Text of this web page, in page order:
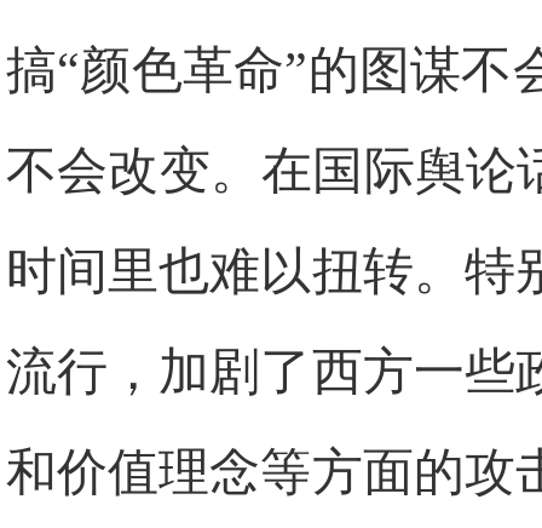
搞“颜色革命”的图谋不
不会改变。在国际舆论
时间里也难以扭转。特
流行，加剧了西方一些
和价值理念等方面的攻